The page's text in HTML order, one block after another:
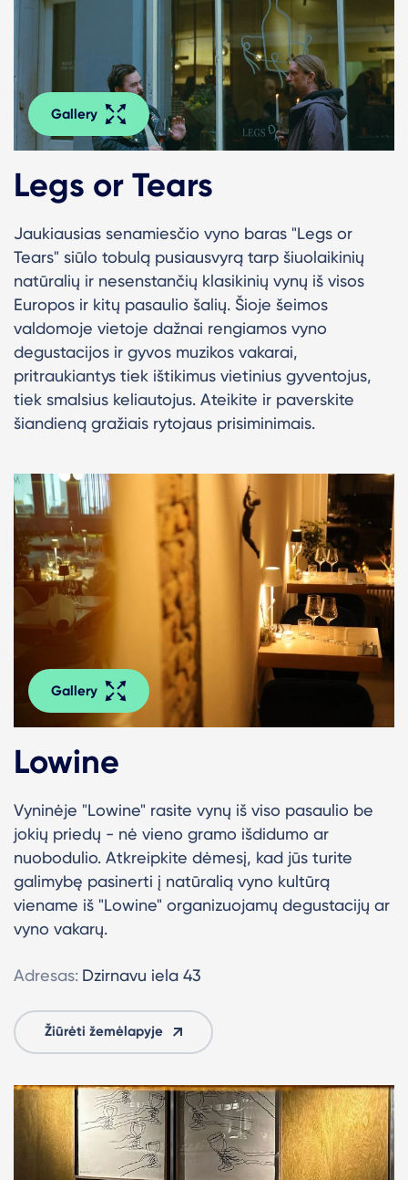
Gallery
Legs or Tears
Jaukiausias senamiesčio vyno baras "Legs or
Tears" siūlo tobulą pusiausvyrą tarp šiuolaikinių
natūralių ir nesenstančių klasikinių vynų iš visos
Europos ir kitų pasaulio šalių. Šioje šeimos
valdomoje vietoje dažnai rengiamos vyno
degustacijos ir gyvos muzikos vakarai,
pritraukiantys tiek ištikimus vietinius gyventojus,
tiek smalsius keliautojus. Ateikite ir paverskite
šiandieną gražiais rytojaus prisiminimais.
Gallery
Lowine
Vyninėje "Lowine" rasite vynų iš viso pasaulio be
jokių priedų - nė vieno gramo išdidumo ar
nuobodulio. Atkreipkite dėmesį, kad jūs turite
galimybę pasinerti į natūralią vyno kultūrą
viename iš "Lowine" organizuojamų degustacijų ar
vyno vakarų.
Adresas: Dzirnavu iela 43
Žiūrėti žemėlapyje